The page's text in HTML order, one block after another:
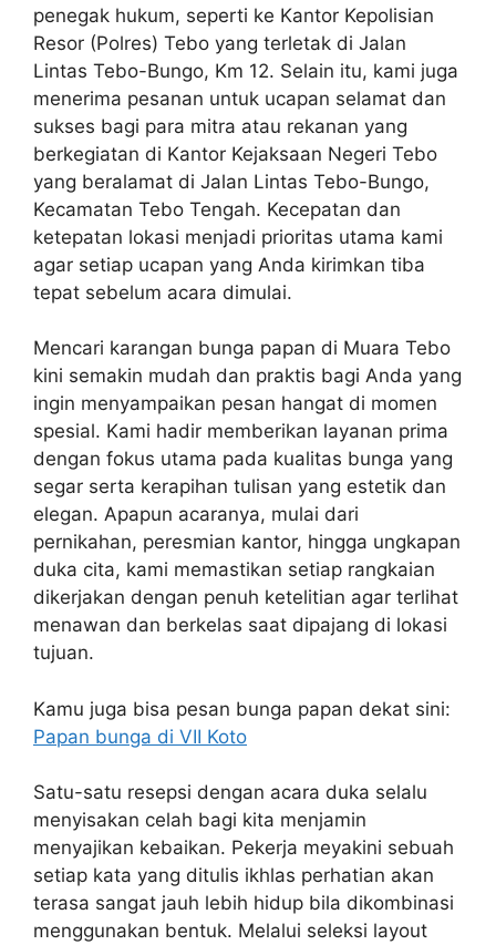
penegak hukum, seperti ke Kantor Kepolisian
Resor (Polres) Tebo yang terletak di Jalan
Lintas Tebo-Bungo, Km 12. Selain itu, kami juga
menerima pesanan untuk ucapan selamat dan
sukses bagi para mitra atau rekanan yang
berkegiatan di Kantor Kejaksaan Negeri Tebo
yang beralamat di Jalan Lintas Tebo-Bungo,
Kecamatan Tebo Tengah. Kecepatan dan
ketepatan lokasi menjadi prioritas utama kami
agar setiap ucapan yang Anda kirimkan tiba
tepat sebelum acara dimulai.
Mencari karangan bunga papan di Muara Tebo
kini semakin mudah dan praktis bagi Anda yang
ingin menyampaikan pesan hangat di momen
spesial. Kami hadir memberikan layanan prima
dengan fokus utama pada kualitas bunga yang
segar serta kerapihan tulisan yang estetik dan
elegan. Apapun acaranya, mulai dari
pernikahan, peresmian kantor, hingga ungkapan
duka cita, kami memastikan setiap rangkaian
dikerjakan dengan penuh ketelitian agar terlihat
menawan dan berkelas saat dipajang di lokasi
tujuan.
Kamu juga bisa pesan bunga papan dekat sini:
Papan bunga di VII Koto
Satu-satu resepsi dengan acara duka selalu
menyisakan celah bagi kita menjamin
menyajikan kebaikan. Pekerja meyakini sebuah
setiap kata yang ditulis ikhlas perhatian akan
terasa sangat jauh lebih hidup bila dikombinasi
menggunakan bentuk. Melalui seleksi layout